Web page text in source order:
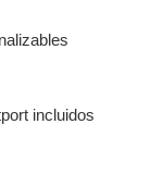
incluidos